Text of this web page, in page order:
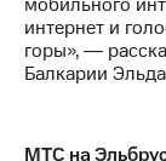
интернет и
горы», ―
Балкарии
МТС на